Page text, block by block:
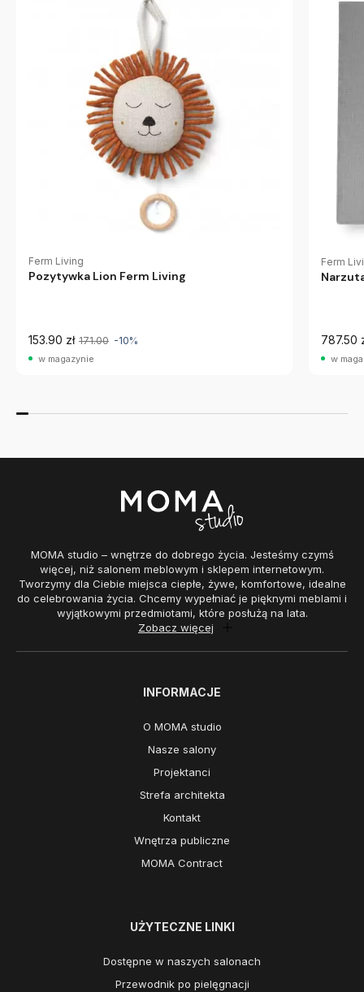
Ferm Living
Pozytywka Lion Ferm Living
153.90 zł 171.00 -10%
w magazynie
Ferm
787.50
w
MOMA studio – wnętrze do dobrego życia. Jesteśmy czymś
więcej, niż salonem meblowym i sklepem internetowym.
Tworzymy dla Ciebie miejsca ciepłe, żywe, komfortowe, idealne
do celebrowania życia. Chcemy wypełniać je pięknymi meblami i
wyjątkowymi przedmiotami, które posłużą na lata.
Zobacz więcej
INFORMACJE
O MOMA studio
Nasze salony
Projektanci
Strefa architekta
Kontakt
Wnętrza publiczne
MOMA Contract
UŻYTECZNE LINKI
Dostępne w naszych salonach
Przewodnik po pielęgnacji